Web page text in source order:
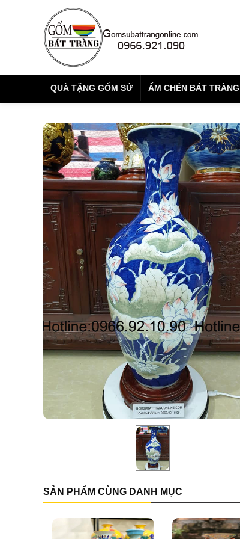
QUÀ TẶNG GỐM SỨ ẤM CHÉN BÁT TRÀNG
SẢN PHẨM CÙNG DANH MỤC